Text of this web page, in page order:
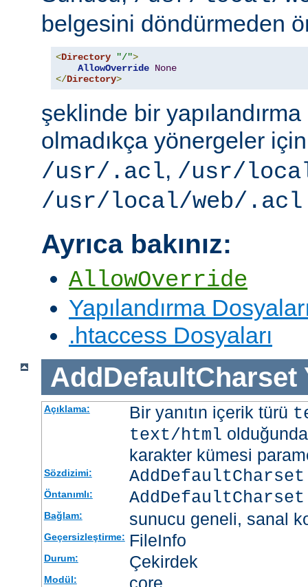
belgesini döndürmeden
<Directory "/">
AllowOverride None
</Directory>
şeklinde bir
olmadıkça yönergeler
/usr/.acl, /usr/
/usr/local/web/.acl
Ayrıca bakınız:
AllowOverride
Yapılandırma
.htaccess Dosyaları
AddDefaultCharset
Açıklama: Bir yanıtın içerik türü
text/html
karakter kümesi
Sözdizimi:
Öntanımlı:
Bağlam: sunucu geneli, sanal
Geçersizleştirme: FileInfo
Durum: Çekirdek
Modül: core